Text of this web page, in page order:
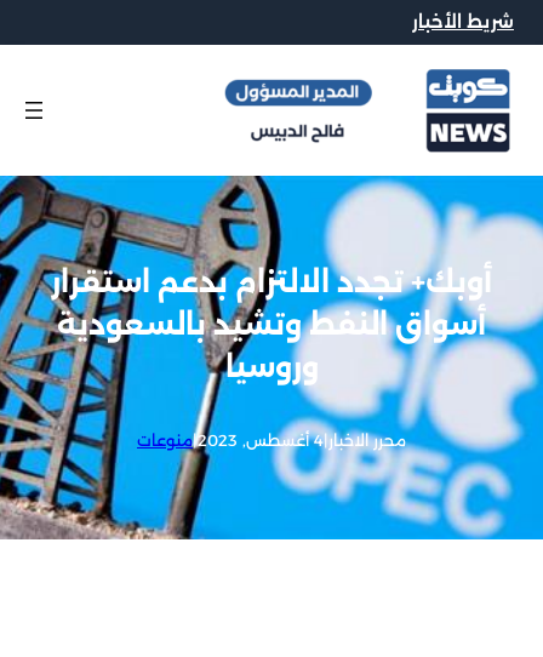
شريط الأخبار
أوبك+ تجدد الالتزام بدعم استقرار
أسواق النفط وتشيد بالسعودية
وروسيا
محرر الاخبار|4 أغسطس, 2023 |منوعات